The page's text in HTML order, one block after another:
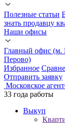
Полезные статьи
знать продавцу
Наши офисы
Главный офис (м.
Перово)
Избранное
Отправить заявку
Московское
33 годa работы
Выкуп